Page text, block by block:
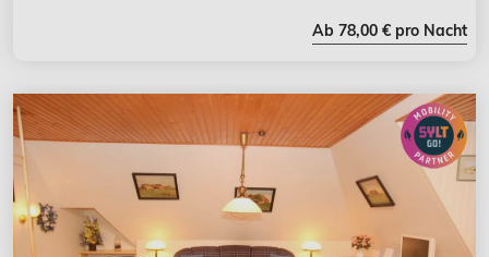
Ab 78,00 € pro Nacht